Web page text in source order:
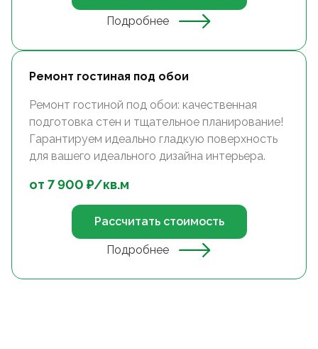
Подробнее
Ремонт гостиная под обои
Ремонт гостиной под обои: качественная
подготовка стен и тщательное планирование!
Гарантируем идеально гладкую поверхность
для вашего идеального дизайна интерьера.
от 7 900 ₽/кв.м
Рассчитать стоимость
Подробнее